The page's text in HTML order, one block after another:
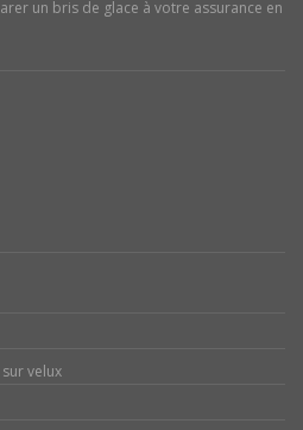
un bris de glace à votre assurance en
velux